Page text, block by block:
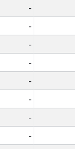
-
-
-
-
-
-
-
-